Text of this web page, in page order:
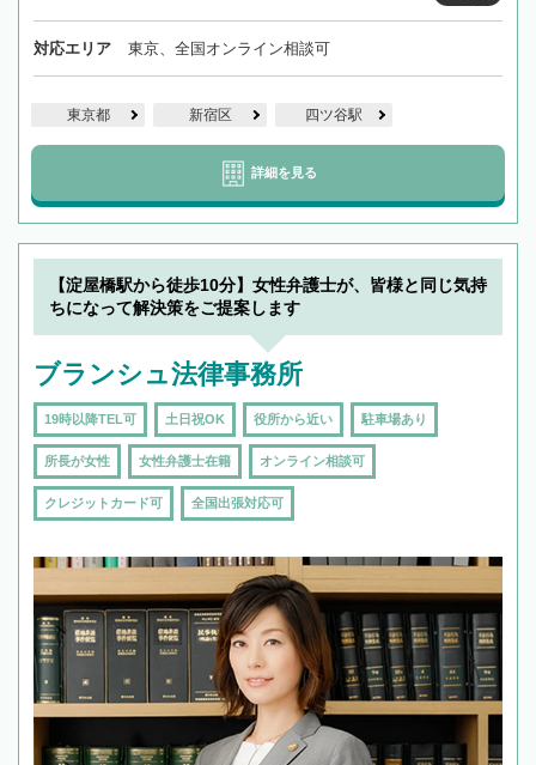
対応エリア 東京、全国オンライン相談可
東京都 新宿区 四ツ谷駅
詳細を見る
【淀屋橋駅から徒歩10分】女性弁護士が、皆様と同じ気持
ちになって解決策をご提案します
ブランシュ法律事務所
19時以降TEL可 土日祝OK 役所から近い 駐車場あり
所長が女性 女性弁護士在籍 オンライン相談可
クレジットカード可 全国出張対応可